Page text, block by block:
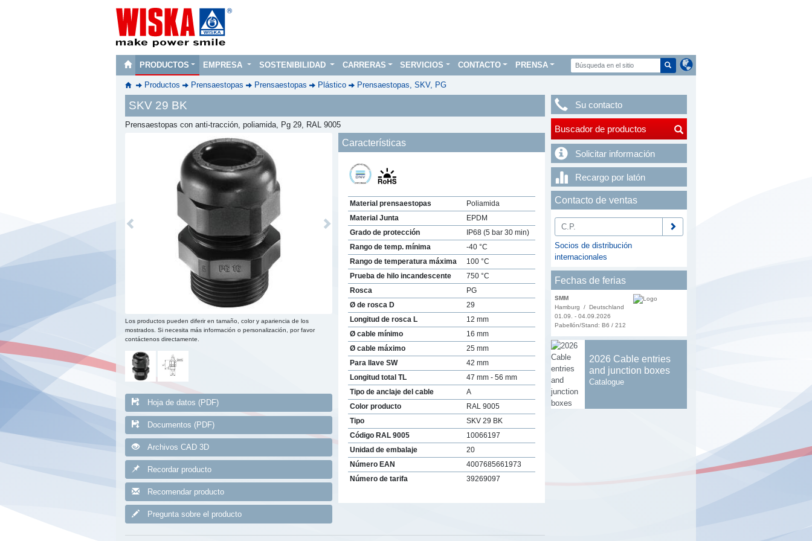
PRODUCTOS EMPRESA SOSTENIBILIDAD CARRERAS SERVICIOS CONTACTO PRENSA
Productos Prensaestopas Prensaestopas Plástico Prensaestopas, SKV, PG
SKV 29 BK
Prensaestopas con anti-tracción, poliamida, Pg 29, RAL 9005
Previous Next
Los productos pueden diferir en tamaño, color y apariencia de los
mostrados. Si necesita más información o personalización, por favor
contáctenos directamente.
Hoja de datos (PDF)
Documentos (PDF)
Archivos CAD 3D
Recordar producto
Recomendar producto
Pregunta sobre el producto
Características
Material prensaestopas
Poliamida
Material Junta
EPDM
Grado de protección
IP68 (5 bar 30 min)
Rango de temp. mínima
-40 °C
Rango de temperatura máxima
100 °C
Prueba de hilo incandescente
750 °C
Rosca
PG
Ø de rosca D
29
Longitud de rosca L
12 mm
Ø cable mínimo
16 mm
Ø cable máximo
25 mm
Para llave SW
42 mm
Longitud total TL
47 mm - 56 mm
Tipo de anclaje del cable
A
Color producto
RAL 9005
Tipo
SKV 29 BK
Código RAL 9005
10066197
Unidad de embalaje
20
Número EAN
4007685661973
Número de tarifa
39269097
Su contacto
Buscador de productos
Solicitar información
Recargo por latón
Contacto de ventas
Socios de distribución
internacionales
Fechas de ferias
SMM
Hamburg / Deutschland
01.09. - 04.09.2026
Pabellón/Stand: B6 / 212
2026 Cable entries
and junction boxes
Catalogue